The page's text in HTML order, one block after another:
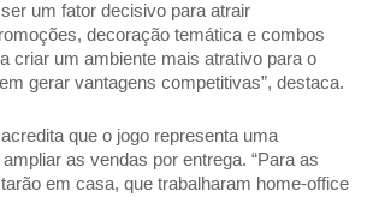
um fator decisivo para atrair
decoração temática e combos
criar um ambiente mais atrativo para o
gerar vantagens competitivas”, destaca.
que o jogo representa uma
as vendas por entrega. “Para as
em casa, que trabalharam home-office